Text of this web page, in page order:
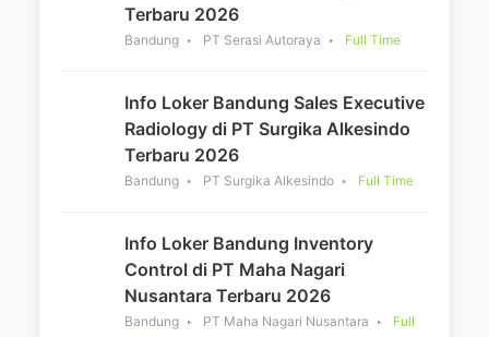
Terbaru 2026
Bandung PT Serasi Autoraya Full Time
Info Loker Bandung Sales Executive
Radiology di PT Surgika Alkesindo
Terbaru 2026
Bandung PT Surgika Alkesindo Full Time
Info Loker Bandung Inventory
Control di PT Maha Nagari
Nusantara Terbaru 2026
Bandung PT Maha Nagari Nusantara
Full